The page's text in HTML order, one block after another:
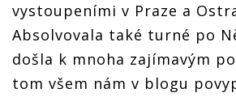
vystoupeními v Praze a
Absolvovala také turné po
došla k mnoha zajímavým
tom všem nám v blogu